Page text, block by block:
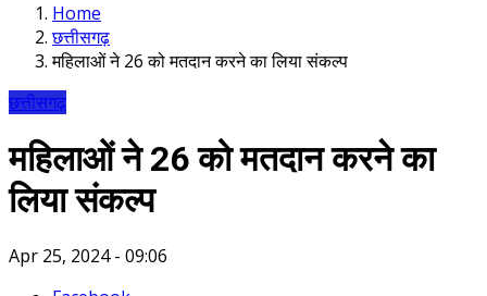
Home
छत्तीसगढ़
महिलाओं ने 26 को मतदान करने का लिया संकल्प
छत्तीसगढ़
महिलाओं ने 26 को मतदान करने का
लिया संकल्प
Apr 25, 2024 - 09:06